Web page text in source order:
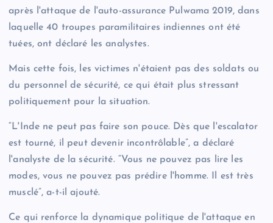
après l'attaque de l'auto-assurance Pulwama 2019, dans
laquelle 40 troupes paramilitaires indiennes ont été
tuées, ont déclaré les analystes.
Mais cette fois, les victimes n'étaient pas des soldats ou
du personnel de sécurité, ce qui était plus stressant
politiquement pour la situation.
“L'Inde ne peut pas faire son pouce. Dès que l'escalator
est tourné, il peut devenir incontrôlable”, a déclaré
l'analyste de la sécurité. “Vous ne pouvez pas lire les
modes, vous ne pouvez pas prédire l'homme. Il est très
musclé”, a-t-il ajouté.
Ce qui renforce la dynamique politique de l'attaque en